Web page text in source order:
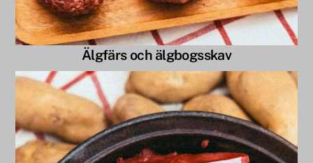
Älgfärs och älgbogsskav